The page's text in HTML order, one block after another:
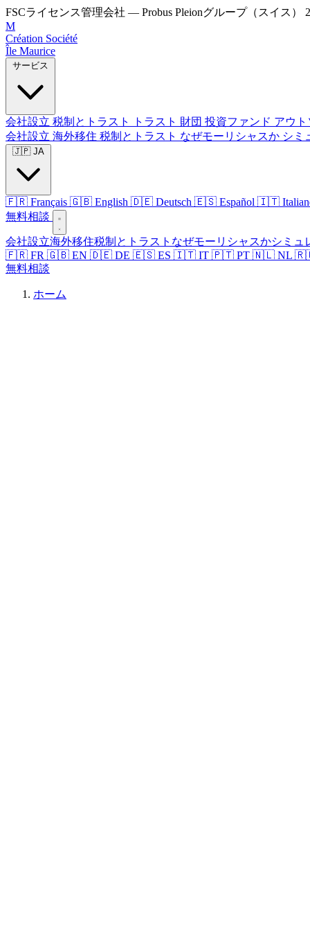
FSCライセンス管理会社 — Probus Pleionグループ（スイス）
M
Création Société
Île Maurice
会社設立 税制とトラスト トラスト 財団 投資ファンド アウ
会社設立 海外移住 税制とトラスト なぜモーリシャスか シミ
🇫🇷 Français 🇬🇧 English 🇩🇪 Deutsch 🇪🇸 Español 🇮🇹
無料相談
会社設立海外移住税制とトラスト なぜモーリシャスかシミュ
🇫🇷 FR 🇬🇧 EN 🇩🇪 DE 🇪🇸 ES 🇮🇹 IT 🇵🇹 PT 🇳🇱 NL
無料相談
ホーム